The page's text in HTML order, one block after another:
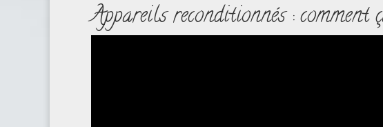
Appareils reconditionnés : comment